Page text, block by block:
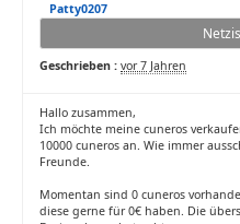
Patty0207
Geschrieben : vor 7 Jahren
Hallo zusammen,
Ich möchte meine cuneros
10000 cuneros an. Wie immer
Freunde.
Momentan sind 0 cuneros
diese gerne für 0€ haben. Die